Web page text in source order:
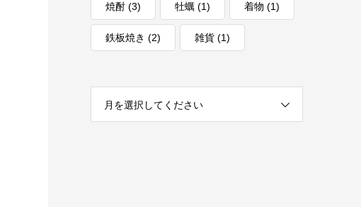
焼酎 (3) 牡蠣 (1) 着物 (1)
鉄板焼き (2) 雑貨 (1)
月を選択してください